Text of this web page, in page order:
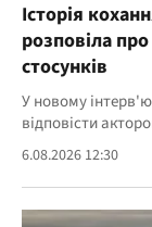
Історія
розповіла
стосунків
У новому
відповісти
6.08.2026 12:30